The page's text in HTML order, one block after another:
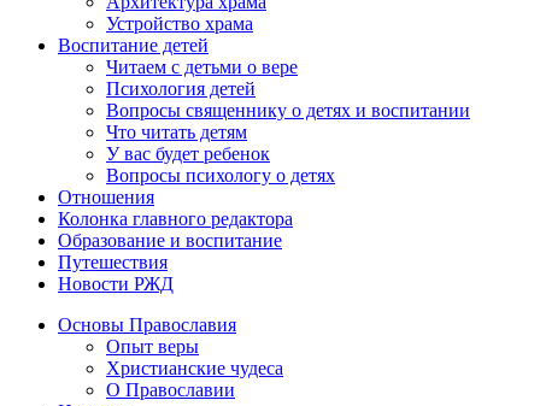
Устройство храма
Воспитание детей
Читаем с детьми о вере
Психология детей
Вопросы священнику о детях и воспитании
Что читать детям
У вас будет ребенок
Вопросы психологу о детях
Отношения
Колонка главного редактора
Образование и воспитание
Путешествия
Новости РЖД
Основы Православия
Опыт веры
Христианские чудеса
О Православии